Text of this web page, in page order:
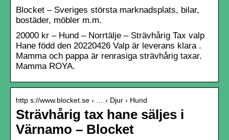
Blocket – Sveriges största marknadsplats, bilar,
bostäder, möbler m.m.
20000 kr – Hund – Norrtälje – Strävhårig Tax valp
Hane född den 20220426 Valp är leverans klara .
Mamma och pappa är renrasiga strävhårig taxar.
Mamma ROYA.
http s://www.blocket.se › … › Djur › Hund
Strävhårig tax hane säljes i
Värnamo – Blocket